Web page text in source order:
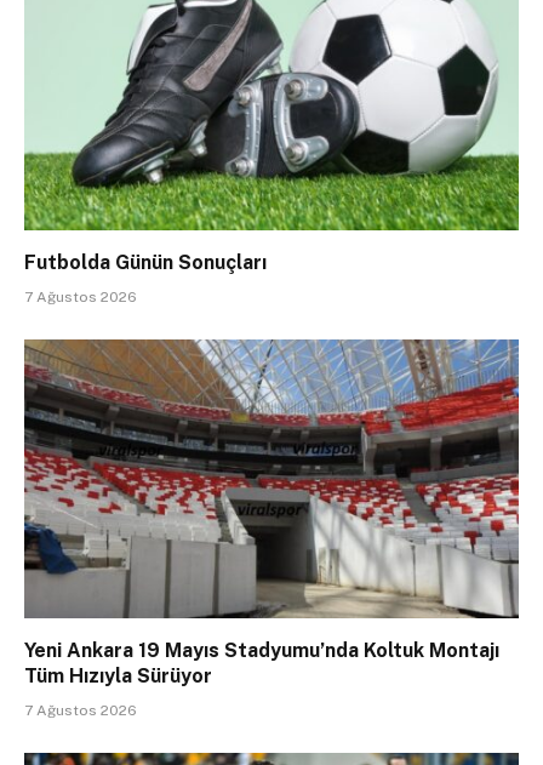
Futbolda Günün Sonuçları
7 Ağustos 2026
Yeni Ankara 19 Mayıs Stadyumu’nda Koltuk Montajı
Tüm Hızıyla Sürüyor
7 Ağustos 2026